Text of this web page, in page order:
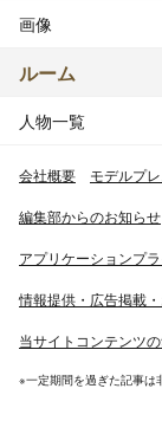
画像
ルーム
人物一覧
会社概要 モデルプ
編集部からのお知らせ
アプリケーションプ
情報提供・広告掲載
当サイトコンテンツ
※一定期間を過ぎた記事は